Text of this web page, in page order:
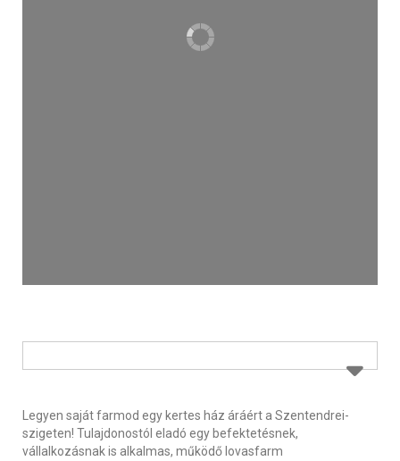
Legyen saját farmod egy kertes ház áráért a Szentendrei-
szigeten! Tulajdonostól eladó egy befektetésnek,
vállalkozásnak is alkalmas, működő lovasfarm